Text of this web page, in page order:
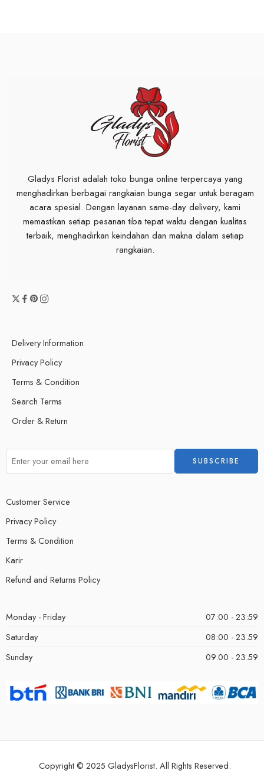
Gladys Florist adalah toko bunga online terpercaya yang
menghadirkan berbagai rangkaian bunga segar untuk beragam
acara spesial. Dengan layanan same-day delivery, kami
memastikan setiap pesanan tiba tepat waktu dengan kualitas
terbaik, menghadirkan keindahan dan makna dalam setiap
rangkaian.
Delivery Information
Privacy Policy
Terms & Condition
Search Terms
Order & Return
Customer Service
Privacy Policy
Terms & Condition
Karir
Refund and Returns Policy
Monday - Friday
07:00 - 23:59
Saturday
08:00 - 23.59
Sunday
09.00 - 23.59
Copyright © 2025 GladysFlorist. All Rights Reserved.